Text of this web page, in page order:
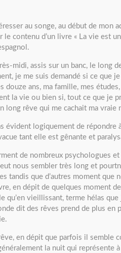
au songe, au début de mon
le contenu d’un livre « La vie est
midi, assis sur un banc, le long
je me suis demandé si ce que
douze ans, ma famille, mes
la vie ou bien si, tout ce que je
long rêve qui me cachait ma vraie
évident logiquement de
tant elle est gênante et
de nombreux psychologues
nous sembler très long et
tandis que d’autres moment que
en dépit de quelques moment
qu’en vieillissant, terme hélas
dit des rêves prend de plus en
en dépit que parfois il semble
la nuit qui représente